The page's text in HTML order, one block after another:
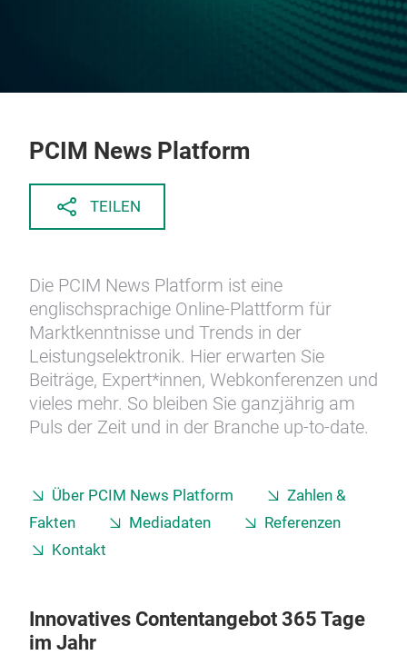
PCIM News Platform
TEILEN
Die PCIM News Platform ist eine
englischsprachige Online-Plattform für
Marktkenntnisse und Trends in der
Leistungselektronik. Hier erwarten Sie
Beiträge, Expert*innen, Webkonferenzen und
vieles mehr. So bleiben Sie ganzjährig am
Puls der Zeit und in der Branche up-to-date.
Über PCIM News Platform
Zahlen &
Fakten
Mediadaten
Referenzen
Kontakt
Innovatives Contentangebot 365 Tage
im Jahr